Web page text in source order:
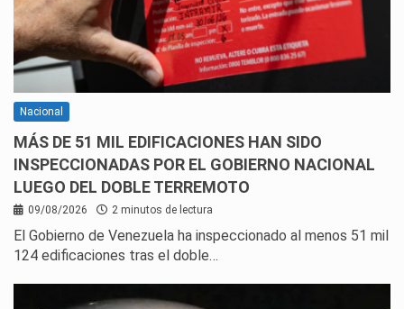
Nacional
MÁS DE 51 MIL EDIFICACIONES HAN SIDO
INSPECCIONADAS POR EL GOBIERNO NACIONAL
LUEGO DEL DOBLE TERREMOTO
09/08/2026 2 minutos de lectura
El Gobierno de Venezuela ha inspeccionado al menos 51 mil
124 edificaciones tras el doble…